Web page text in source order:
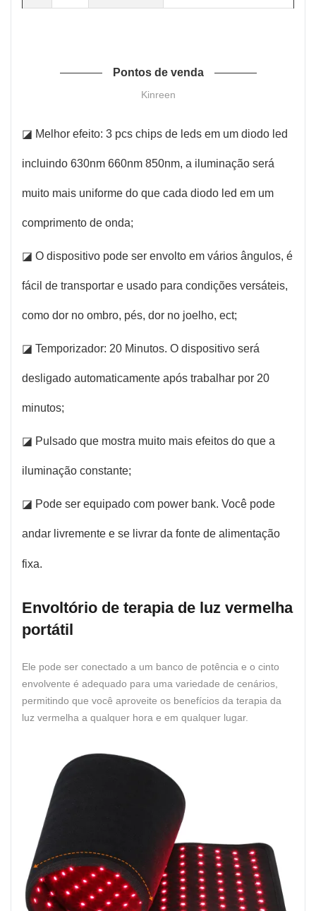
Pontos de venda
Kinreen
◪ Melhor efeito: 3 pcs chips de leds em um diodo led
incluindo 630nm 660nm 850nm, a iluminação será
muito mais uniforme do que cada diodo led em um
comprimento de onda;
◪ O dispositivo pode ser envolto em vários ângulos, é
fácil de transportar e usado para condições versáteis,
como dor no ombro, pés, dor no joelho, ect;
◪ Temporizador: 20 Minutos. O dispositivo será
desligado automaticamente após trabalhar por 20
minutos;
◪ Pulsado que mostra muito mais efeitos do que a
iluminação constante;
◪ Pode ser equipado com power bank. Você pode
andar livremente e se livrar da fonte de alimentação
fixa.
Envoltório de terapia de luz vermelha
portátil
Ele pode ser conectado a um banco de potência e o cinto
envolvente é adequado para uma variedade de cenários,
permitindo que você aproveite os benefícios da terapia da
luz vermelha a qualquer hora e em qualquer lugar.